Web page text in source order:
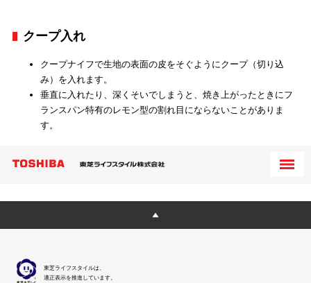
クープ入れ
クープナイフで生地の表面の皮をそぐようにクープ（切り込
み）を入れます。
垂直に入れたり、深くそいでしまうと、焼き上がったときにフ
ランスパン特有のレモン型の割れ目にならないことがありま
す。
東芝ライフスタイルは、
適正表示を推進しています。